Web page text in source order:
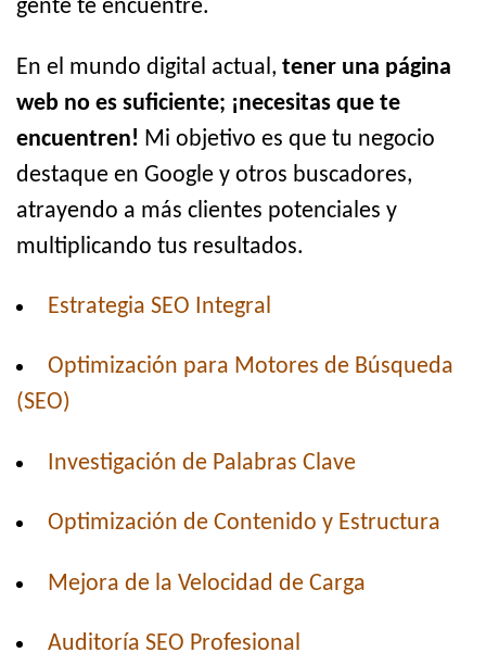
gente te encuentre.
En el mundo digital actual, tener una página
web no es suficiente; ¡necesitas que te
encuentren! Mi objetivo es que tu negocio
destaque en Google y otros buscadores,
atrayendo a más clientes potenciales y
multiplicando tus resultados.
Estrategia SEO Integral
Optimización para Motores de Búsqueda
(SEO)
Investigación de Palabras Clave
Optimización de Contenido y Estructura
Mejora de la Velocidad de Carga
Auditoría SEO Profesional